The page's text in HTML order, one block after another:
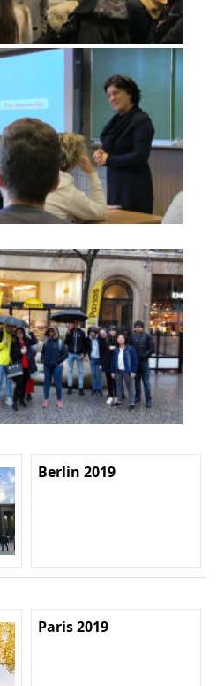
Berlin 2019
Paris 2019